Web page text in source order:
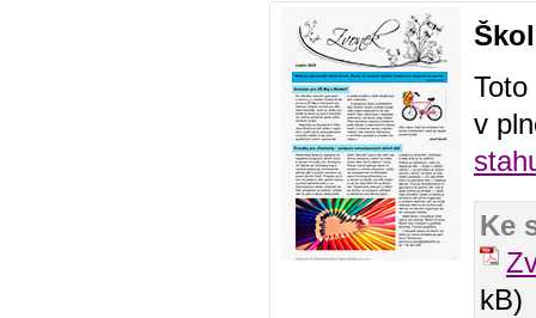
v
Ke
kB)